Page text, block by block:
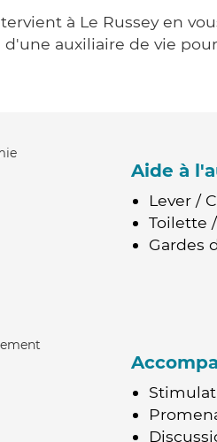
à Le Russey en
d'une auxiliaire de vie
Aide à
Lever /
Toilette
Gardes